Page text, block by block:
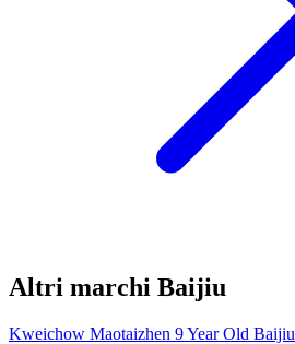
Altri marchi Baijiu
Kweichow Maotaizhen 9 Year Old Baijiu